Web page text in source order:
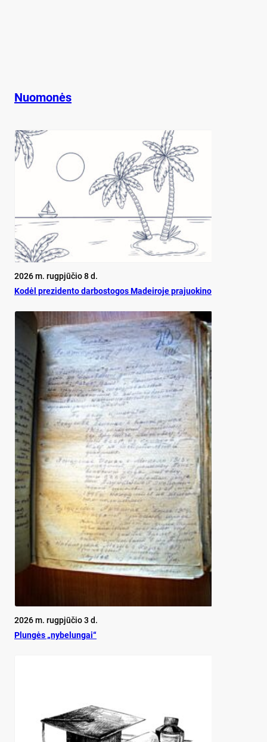
Nuomonės
2026 m. rugpjūčio 8 d.
Ko­dėl pre­zi­den­to dar­bos­to­gos Ma­dei­ro­je pra­juo­ki­no
2026 m. rugpjūčio 3 d.
Plun­gės „ny­be­lun­gai“